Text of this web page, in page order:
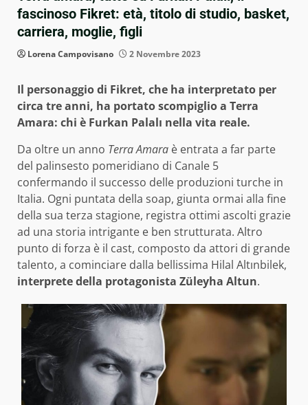
fascinoso Fikret: età, titolo di studio, basket,
carriera, moglie, figli
Lorena Campovisano 2 Novembre 2023
Il personaggio di Fikret, che ha interpretato per
circa tre anni, ha portato scompiglio a Terra
Amara: chi è Furkan Palalı nella vita reale.
Da oltre un anno Terra Amara è entrata a far parte
del palinsesto pomeridiano di Canale 5
confermando il successo delle produzioni turche in
Italia. Ogni puntata della soap, giunta ormai alla fine
della sua terza stagione, registra ottimi ascolti grazie
ad una storia intrigante e ben strutturata. Altro
punto di forza è il cast, composto da attori di grande
talento, a cominciare dalla bellissima Hilal Altınbilek,
interprete della protagonista Züleyha Altun.